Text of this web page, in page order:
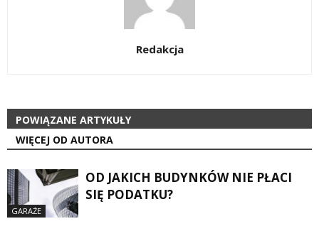
Redakcja
POWIĄZANE ARTYKUŁY
WIĘCEJ OD AUTORA
GARAŻE
OD JAKICH BUDYNKÓW NIE PŁACI
SIĘ PODATKU?